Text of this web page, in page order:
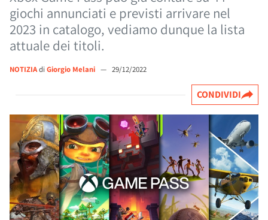
giochi annunciati e previsti arrivare nel
2023 in catalogo, vediamo dunque la lista
attuale dei titoli.
NOTIZIAdi Giorgio Melani — 29/12/2022
CONDIVIDI